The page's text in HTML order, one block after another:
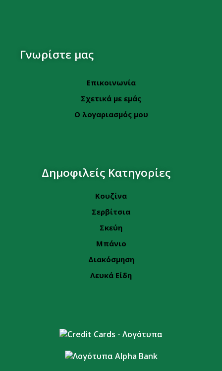
Γνωρίστε μας
Επικοινωνία
Σχετικά με εμάς
Ο λογαριασμός μου
Δημοφιλείς Κατηγορίες
Κουζίνα
Σερβίτσια
Σκεύη
Μπάνιο
Διακόσμηση
Λευκά Είδη